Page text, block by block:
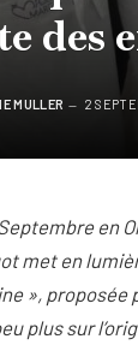
des
MULLER 2
en
met en
», proposée
plus sur